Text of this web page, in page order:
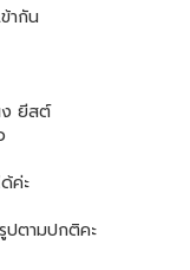
ากัน
ง ยีสต์
ค่ะ
ปตามปกติคะ